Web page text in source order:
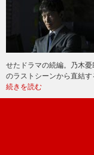
せたドラマの続編。乃木
のラストシーンから直結す
続きを読む